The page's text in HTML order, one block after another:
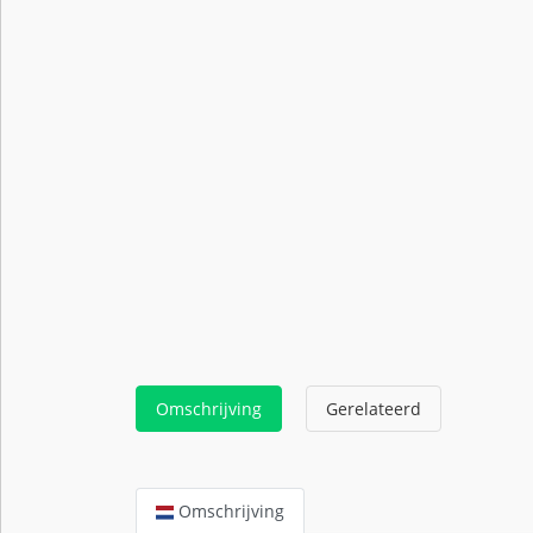
Omschrijving Gerelateerd
Omschrijving